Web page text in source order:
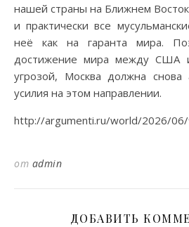
нашей страны на Ближнем
и практически все
неё как на гаранта мира.
достижение мира между США
угрозой, Москва должна снова
усилия на этом направлении.
http://argumenti.ru/world/2026/
от admin
ДОБАВИТЬ